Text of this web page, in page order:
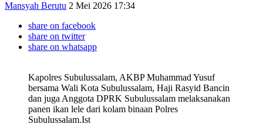
Mansyah Berutu 2 Mei 2026 17:34
share on facebook
share on twitter
share on whatsapp
Kapolres Subulussalam, AKBP Muhammad Yusuf
bersama Wali Kota Subulussalam, Haji Rasyid Bancin
dan juga Anggota DPRK Subulussalam melaksanakan
panen ikan lele dari kolam binaan Polres
Subulussalam.Ist